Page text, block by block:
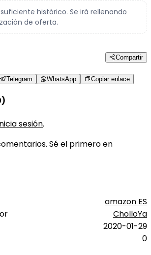
histórico. Se irá rellenando
de oferta.
Compartir
Telegram WhatsApp Copiar enlace
sesión.
Sé el primero en
amazon ES
CholloYa
2020-01-29
0